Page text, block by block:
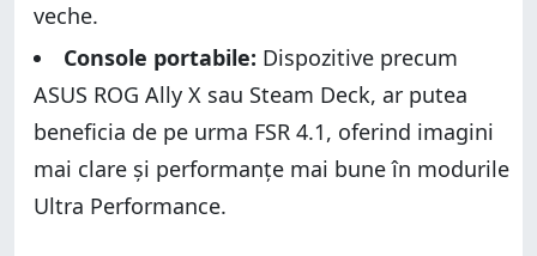
veche.
Console portabile: Dispozitive precum
ASUS ROG Ally X sau Steam Deck, ar putea
beneficia de pe urma FSR 4.1, oferind imagini
mai clare și performanțe mai bune în modurile
Ultra Performance.